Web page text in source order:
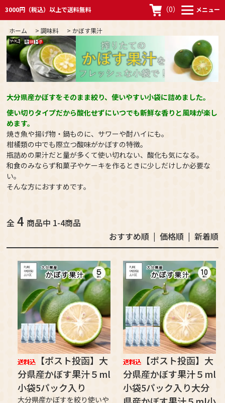
3000円（税込）以上で送料無料 （0） メニュー
ホーム >調味料 > かぼす果汁
大分県産かぼすをそのまま絞り、使いやすい小袋に詰めました。
使い切りタイプだから酸化せずにいつでも新鮮な香りと風味が楽し
めます。
焼き魚や揚げ物・鍋ものに、サワーや酎ハイにも。
柑橘類の中でも際立つ酸味がかぼすの特徴。
瓶詰めの果汁だと量が多くて使い切れない、酸化も気になる。
和食のみならず和菓子やケーキを作るときに少しだけしか必要な
い。
そんな方におすすめです。
全 4 商品中 1-4商品
おすすめ順 | 価格順 | 新着順
【ポスト投函】大
分県産かぼす果汁５ml
小袋5パック入り
大分県産かぼすを絞り使いや
【ポスト投函】大
分県産かぼす果汁５ml
小袋5パック入り大分